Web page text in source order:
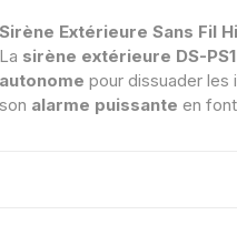
Sirène Extérieure Sans Fil
La sirène extérieure DS-
autonome pour dissuader les
son alarme puissante en